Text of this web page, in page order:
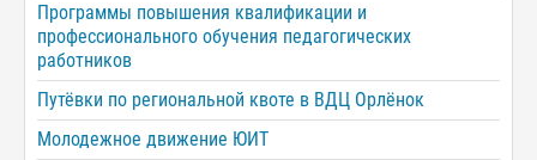
Программы повышения квалификации и
профессионального обучения педагогических
работников
Путёвки по региональной квоте в ВДЦ Орлёнок
Молодежное движение ЮИТ